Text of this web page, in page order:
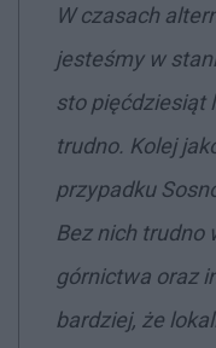
W czasach
jesteśmy w
sto pięćdziesiąt
trudno. Kolej
przypadku
Bez nich trudno
górnictwa oraz
bardziej, że